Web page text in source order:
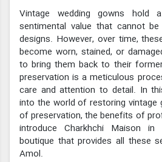
Vintage wedding gowns hold
sentimental value that cannot
designs. However, over time,
become worn, stained, or
to bring them back to their
preservation is a meticulous
care and attention to detail. In
into the world of restoring vintage
of preservation, the benefits of
introduce Charkhchi Maison
boutique that provides all these
Amol.